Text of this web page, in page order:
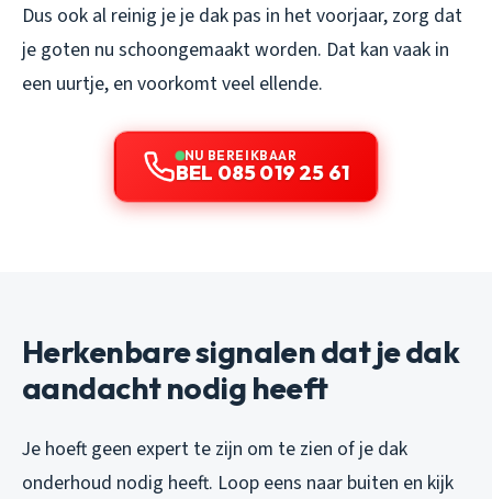
Dus ook al reinig je je dak pas in het voorjaar, zorg dat
je goten nu schoongemaakt worden. Dat kan vaak in
een uurtje, en voorkomt veel ellende.
NU BEREIKBAAR
BEL 085 019 25 61
Herkenbare signalen dat je dak
aandacht nodig heeft
Je hoeft geen expert te zijn om te zien of je dak
onderhoud nodig heeft. Loop eens naar buiten en kijk